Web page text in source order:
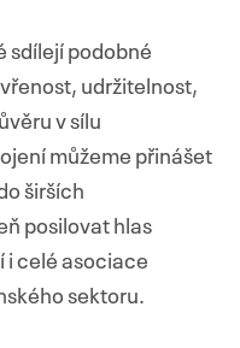
sdílejí podobné
udržitelnost,
v sílu
můžeme přinášet
širších
posilovat hlas
i celé asociace
sektoru.